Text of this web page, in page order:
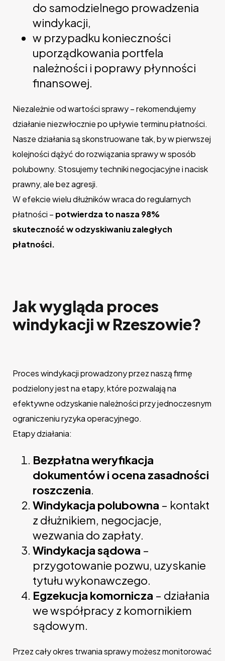
do samodzielnego prowadzenia
windykacji,
w przypadku konieczności
uporządkowania portfela
należności i poprawy płynności
finansowej.
Niezależnie od wartości sprawy – rekomendujemy
działanie niezwłocznie po upływie terminu płatności.
Nasze działania są skonstruowane tak, by w pierwszej
kolejności dążyć do rozwiązania sprawy w sposób
polubowny. Stosujemy techniki negocjacyjne i nacisk
prawny, ale bez agresji.
W efekcie wielu dłużników wraca do regularnych
płatności – potwierdza to nasza 98%
skuteczność w odzyskiwaniu zaległych
płatności.
Jak wygląda proces
windykacji w Rzeszowie?
Proces windykacji prowadzony przez naszą firmę
podzielony jest na etapy, które pozwalają na
efektywne odzyskanie należności przy jednoczesnym
ograniczeniu ryzyka operacyjnego.
Etapy działania:
Bezpłatna weryfikacja
dokumentów i ocena zasadności
roszczenia.
Windykacja polubowna – kontakt
z dłużnikiem, negocjacje,
wezwania do zapłaty.
Windykacja sądowa –
przygotowanie pozwu, uzyskanie
tytułu wykonawczego.
Egzekucja komornicza – działania
we współpracy z komornikiem
sądowym.
Przez cały okres trwania sprawy możesz monitorować